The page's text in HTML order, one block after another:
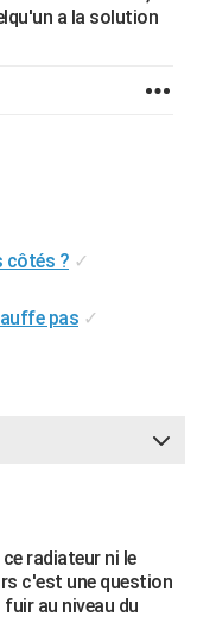
a la solution
côtés ? ✓
pas ✓
radiateur ni le
c'est une question
au niveau du